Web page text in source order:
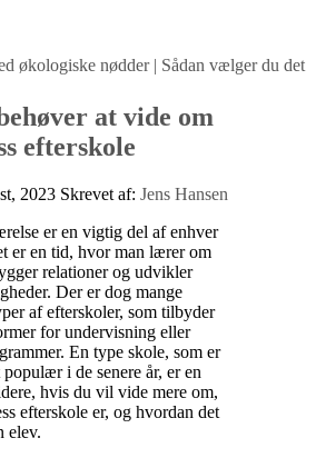
økologiske nødder| Sådan vælger du det
at vide om
efterskole
2023 Skrevet af: Jens Hansen
er en vigtig del af enhver
er en tid, hvor man lærer om
relationer og udvikler
Der er dog mange
af efterskoler, som tilbyder
for undervisning eller
En type skole, som er
i de senere år, er en
hvis du vil vide mere om,
efterskole er, og hvordan det
elev.